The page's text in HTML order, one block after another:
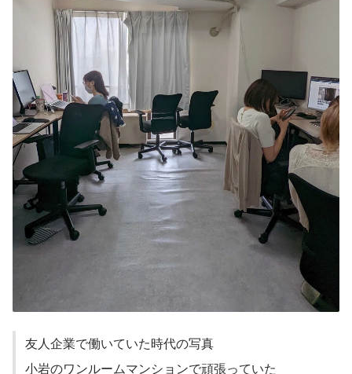
友人企業で働いていた時代の写真
小岩のワンルームマンションで頑張っていた